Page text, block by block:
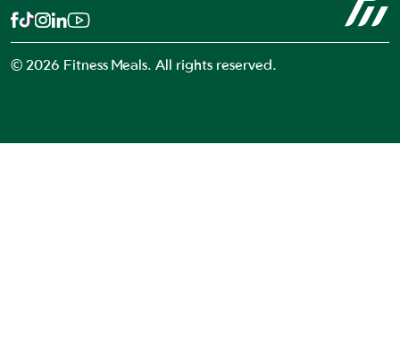
© 2026 Fitness Meals. All rights reserved.